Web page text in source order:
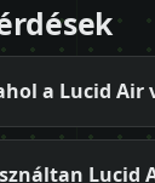
a Lucid Air
Lucid